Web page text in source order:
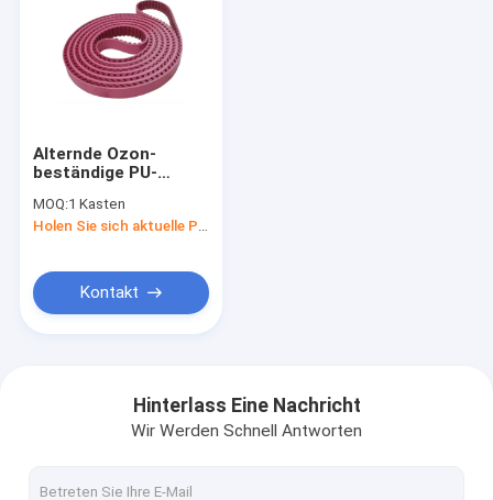
Alternde Ozon-
beständige PU-
Antiersatzteile und
Zusätze
MOQ:1 Kasten
Kontakt
Hinterlass Eine Nachricht
Wir Werden Schnell Antworten